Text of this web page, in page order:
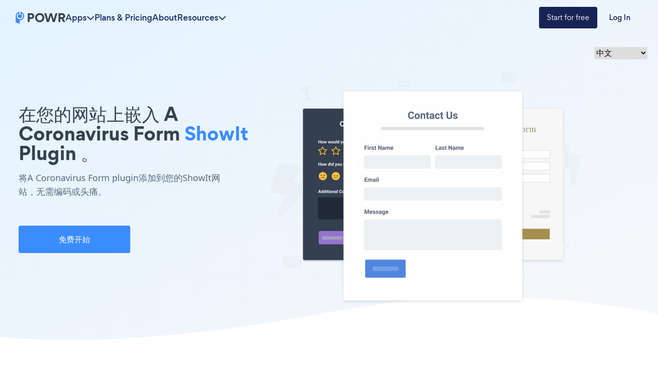
Apps Plans & PricingAboutResources Start for free Log In
在您的网站上嵌入 A
Coronavirus Form ShowIt
Plugin 。
将A Coronavirus Form plugin添加到您的ShowIt网
站，无需编码或头痛。
免费开始